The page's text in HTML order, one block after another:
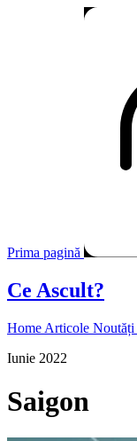
Prima pagină
Ce Ascult?
Home Articole Noutăți
Iunie 2022
Saigon